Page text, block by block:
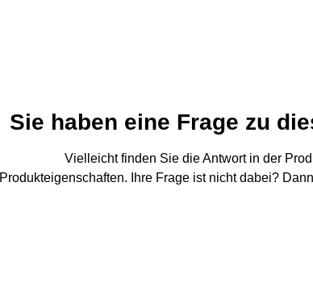
Sie haben eine Frage zu
Vielleicht finden Sie die Antwort in der
Produkteigenschaften. Ihre Frage ist nicht dabei?